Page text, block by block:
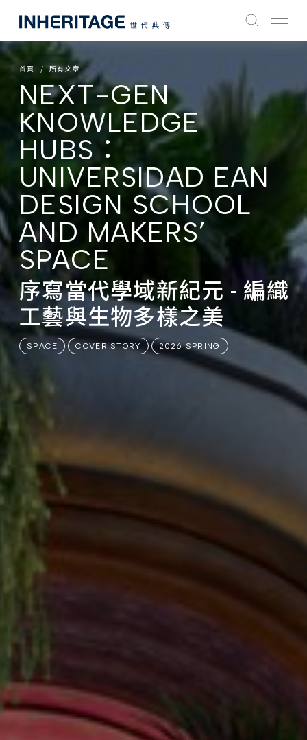
首頁 所有文章
NEXT-GEN
KNOWLEDGE
HUBS：
UNIVERSIDAD EAN
DESIGN SCHOOL
AND MAKERS’
SPACE
序寫當代學域新紀元 - 編織
工藝與生物多樣之美
SPACE COVER STORY 2026 SPRING